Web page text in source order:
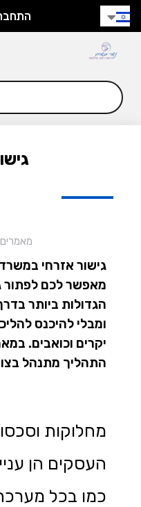
מאמרים
גישור אזרחי
מאפשר לכם לפתור
הגדולות ביותר
ומבלי להיכנס
יקרים וכואבים.
התהליך מתנהל
מחלוקות
העסקים הן
כמו בכל